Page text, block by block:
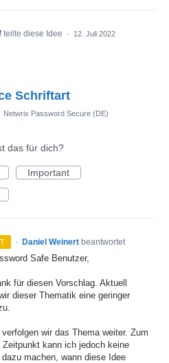
teilte diese Idee · 12. Juli 2022
Schriftart
Netwrix Password Secure (DE)
das für dich?
Important
· Daniel Weinert beantwortet
Safe Benutzer,
für diesen Vorschlag. Aktuell
dieser Thematik eine geringer
verfolgen wir das Thema weiter. Zum
Zeitpunkt kann ich jedoch keine
machen, wann diese Idee